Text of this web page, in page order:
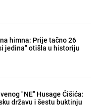
himna: Prije tačno 26
jedina" otišla u historiju
"NE" Husage Ćišića:
državu i šestu buktinju